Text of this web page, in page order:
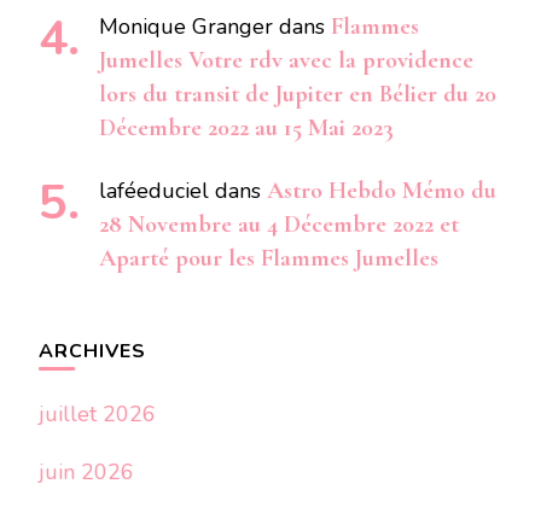
Monique Granger dans Flammes
Jumelles Votre rdv avec la providence
lors du transit de Jupiter en Bélier du 20
Décembre 2022 au 15 Mai 2023
laféeduciel dans Astro Hebdo Mémo du
28 Novembre au 4 Décembre 2022 et
Aparté pour les Flammes Jumelles
ARCHIVES
juillet 2026
juin 2026